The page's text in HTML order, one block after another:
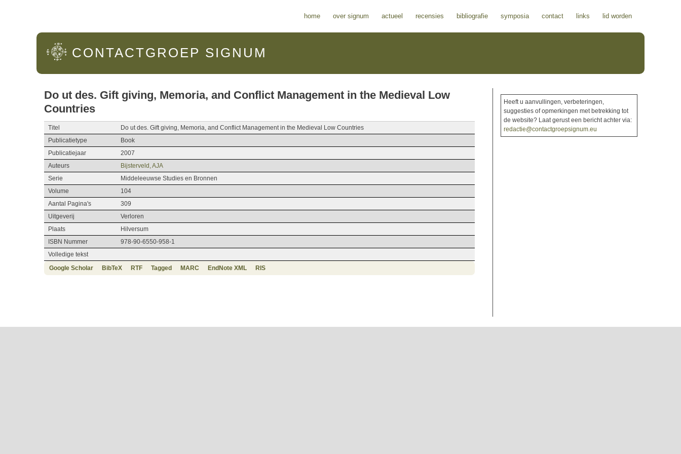
home over signum actueel recensies bibliografie symposia contact links lid worden
CONTACTGROEP SIGNUM
Do ut des. Gift giving, Memoria, and Conflict Management in the Medieval Low
Countries
Titel
Do ut des. Gift giving, Memoria, and Conflict Management in the Medieval Low Countries
Publicatietype
Book
Publicatiejaar
2007
Auteurs
Bijsterveld, AJA
Serie
Middeleeuwse Studies en Bronnen
Volume
104
Aantal Pagina's
309
Uitgeverij
Verloren
Plaats
Hilversum
ISBN Nummer
978-90-6550-958-1
Volledige tekst
Google Scholar
BibTeX RTF Tagged MARC EndNote XML RIS
Heeft u aanvullingen, verbeteringen,
suggesties of opmerkingen met betrekking tot
de website? Laat gerust een bericht achter via:
redactie@contactgroepsignum.eu